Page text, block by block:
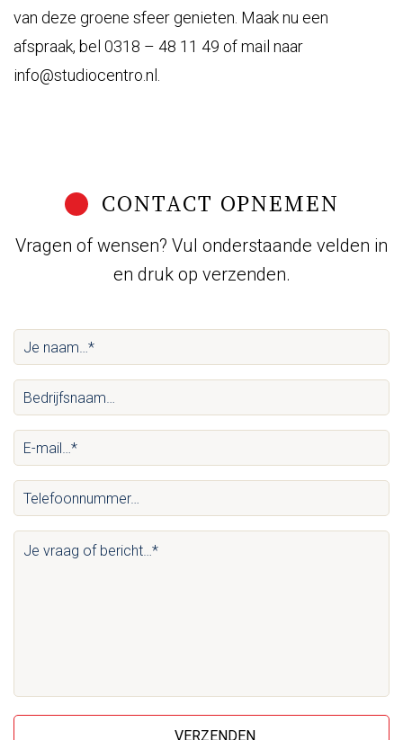
van deze groene sfeer genieten. Maak nu een
afspraak, bel 0318 – 48 11 49 of mail naar
info@studiocentro.nl
CONTACT OPNEMEN
Vragen of wensen? Vul onderstaande velden in
en druk op verzenden.
naam…
(Vereist)
Bedrijfsnaam…
E-
mail…
(Vereist)
Telefoonnummer…